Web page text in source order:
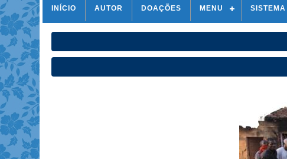
INÍCIO AUTOR DOAÇÕES MENU SISTEMA